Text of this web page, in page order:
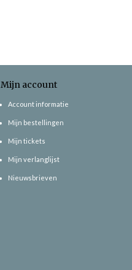
Mijn account
Account informatie
Mijn bestellingen
Mijn tickets
Mijn verlanglijst
Nieuwsbrieven